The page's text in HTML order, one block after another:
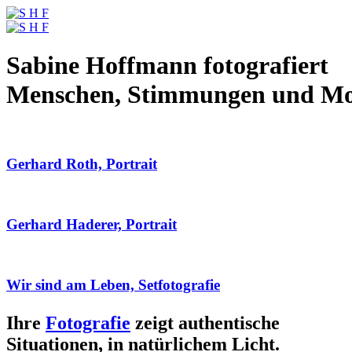
Sabine Hoffmann fotografiert
Menschen, Stimmungen und
Gerhard Roth, Portrait
Gerhard Haderer, Portrait
Wir sind am Leben, Setfotografie
Ihre Fotografie zeigt authentische
Situationen, in natürlichem Licht.